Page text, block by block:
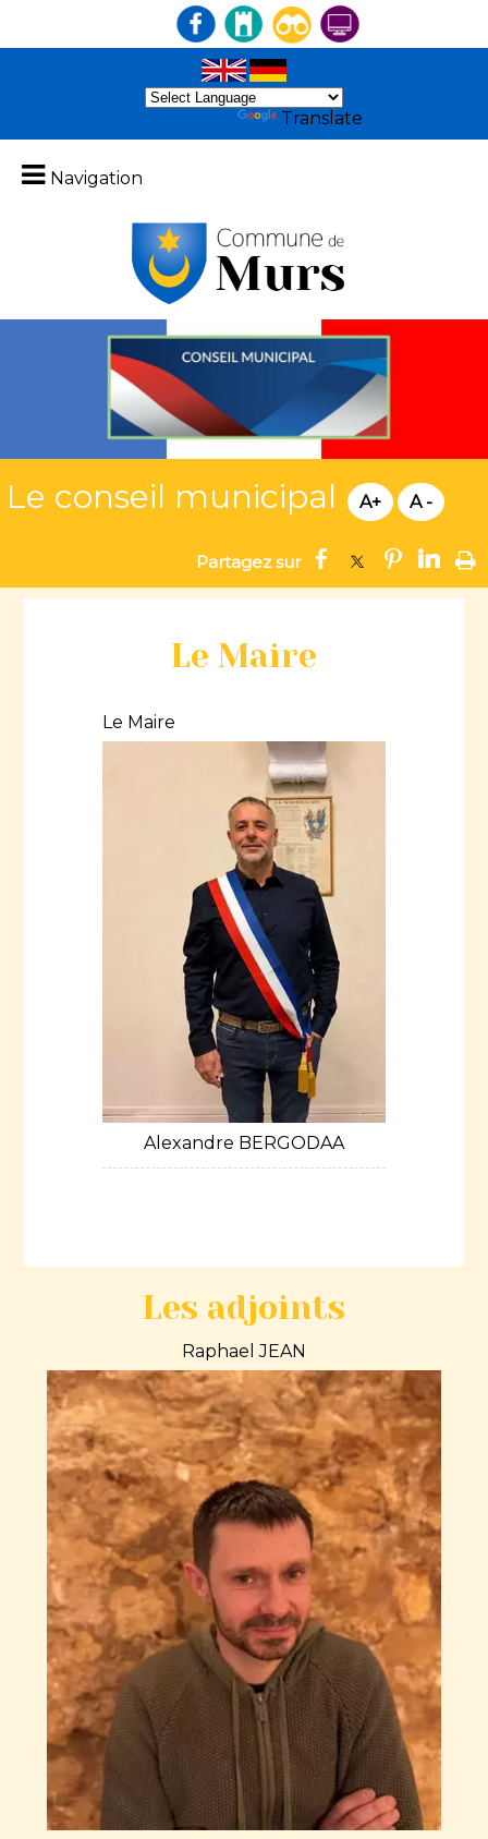
Translate
Navigation
Le conseil municipal
Le Maire
Le Maire
Alexandre BERGODAA
Les adjoints
Raphael JEAN